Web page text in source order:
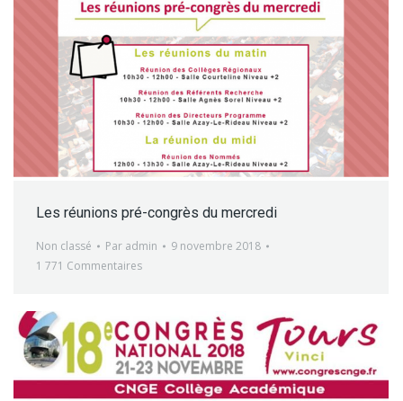
Les réunions pré-congrès du mercredi
Non classé Par admin
9 novembre 2018
1 771 Commentaires